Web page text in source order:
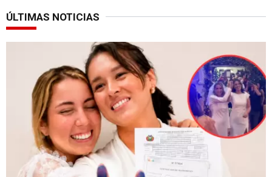
ÚLTIMAS NOTICIAS